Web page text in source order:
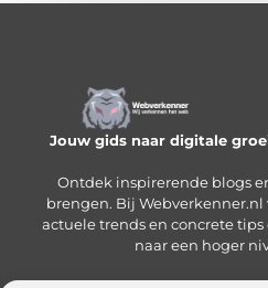
Jouw gids naar digitale
Ontdek inspirerende blogs
brengen. Bij
actuele trends en concrete
naar een hoger